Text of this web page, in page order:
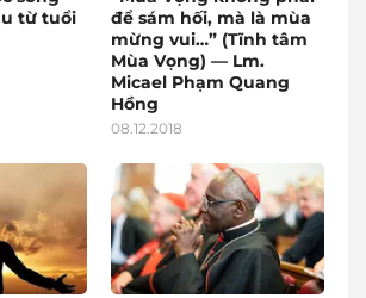
từ tuổi
để sám hối, mà là mùa
mừng vui…” (Tĩnh tâm
Mùa Vọng) — Lm.
Micael Phạm Quang
Hồng
08.12.2018